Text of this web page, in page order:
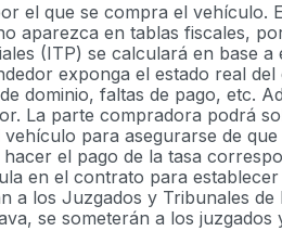
el que se compra el vehículo.
aparezca en tablas fiscales,
(ITP) se calculará en base a
exponga el estado real
dominio, faltas de pago, etc.
La parte compradora podrá
para asegurarse de
el pago de la tasa
en el contrato para
a los Juzgados y Tribunales
se someterán a los juzgados